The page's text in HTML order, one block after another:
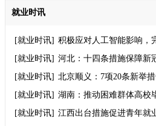
就业时讯
[就业时讯] 积极应对人工智能影响，
[就业时讯] 河北：十四条措施保障新
就业权利
[就业时讯] 北京顺义：7项20条新举
[就业时讯] 湖南：推动困难群体高校
[就业时讯] 江西出台措施促进青年就